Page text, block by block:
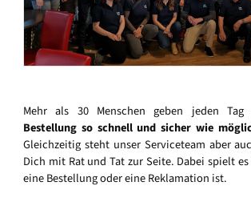
Mehr als 30 Menschen geben jeden
Bestellung so schnell und sicher wie
Gleichzeitig steht unser Serviceteam aber
Dich mit Rat und Tat zur Seite. Dabei spielt
eine Bestellung oder eine Reklamation ist.